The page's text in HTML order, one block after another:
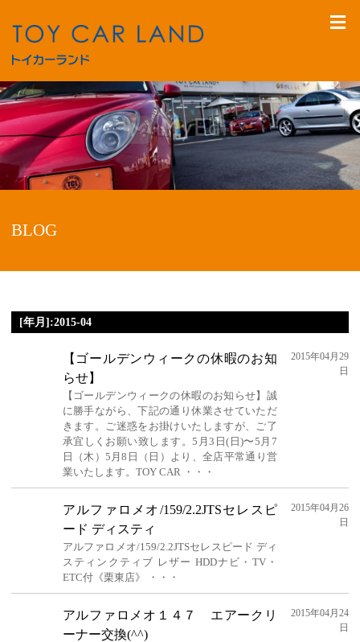
BLOG
[年月]:2015-04
【ゴールデンウィークの休暇のお知
らせ】
【ゴールデンウィークの休暇のお知らせ】誠
に勝手ながら、下記の通り休業させていただ
きます。ご迷惑をお掛けいたしますが、ご了
承宜しくお願い致します。5月3日(日)〜5月7
日（木）5月8日（日）より、全店平常通り営
業いたします。TOY CAR ・・・
2015年04月29
日
アルファロメオ/159/2.2JTSセレスピ
ード ディスティ
アルファロメオ/159/2.2JTSセレスピード ディ
スティンクティブ レザー HDDナビ・TV・
ETC付《栗東店》 ・・・
2015年04月26
日
アルファロメオ１４７ エアークリ
ーナー交換(^^)
2015年04月24
日